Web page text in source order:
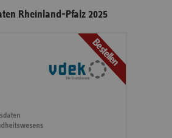
Rheinland-Pfalz 2025
Bestellen